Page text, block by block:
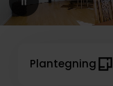
Plantegning